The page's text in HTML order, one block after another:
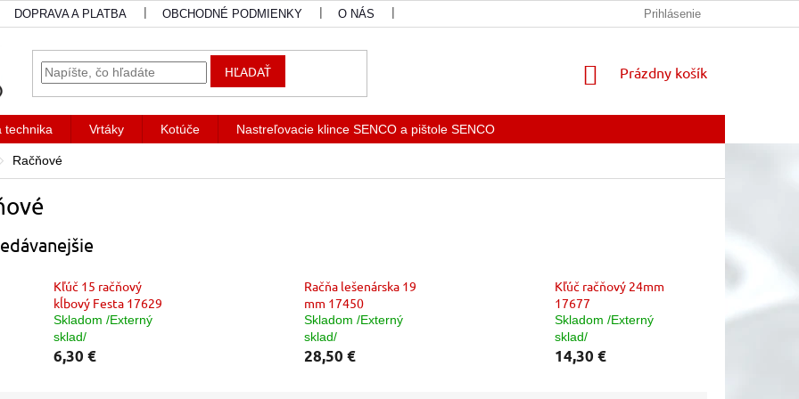
DOPRAVA A PLATBA OBCHODNÉ PODMIENKY O NÁS Prihlásenie
HĽADAŤ
NÁKUPNÝ
Prázdny košík
technika Vrtáky Kotúče Nastreľovacie klince SENCO a pištole SENCO
Račňové
Kľúč 15 račňový
kĺbový Festa 17629
Skladom /Externý
sklad/
6,30 €
Račňa lešenárska 19
mm 17450
Skladom /Externý
sklad/
28,50 €
Kľúč račňový 24mm
17677
Skladom /Externý
sklad/
14,30 €